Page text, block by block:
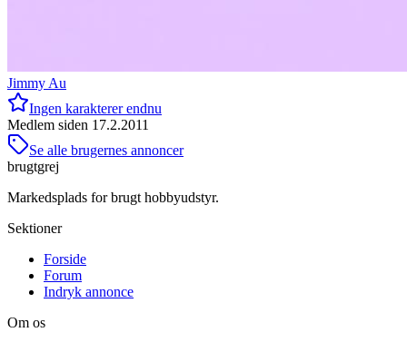
Jimmy Au
Ingen karakterer endnu
Medlem siden 17.2.2011
Se alle brugernes annoncer
brugtgrej
Markedsplads for brugt hobbyudstyr.
Sektioner
Forside
Forum
Indryk annonce
Om os